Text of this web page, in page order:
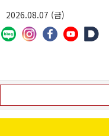
2026.08.07 (금)